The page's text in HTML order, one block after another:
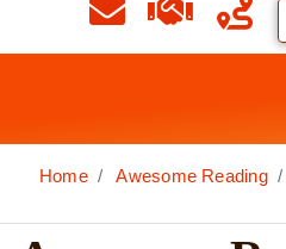
Home Awesome Reading